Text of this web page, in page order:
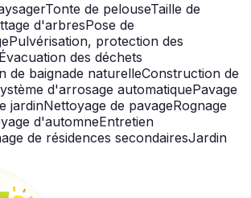
Tonte de pelouseTaille de
d'arbresPose de
Pulvérisation, protection des
Évacuation des déchets
de baignade naturelleConstruction de
d'arrosage automatiquePavage
jardinNettoyage de pavageRognage
d'automneEntretien
de résidences secondairesJardin